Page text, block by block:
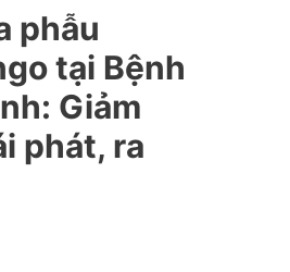
phẫu
tại Bệnh
Giảm
phát, ra